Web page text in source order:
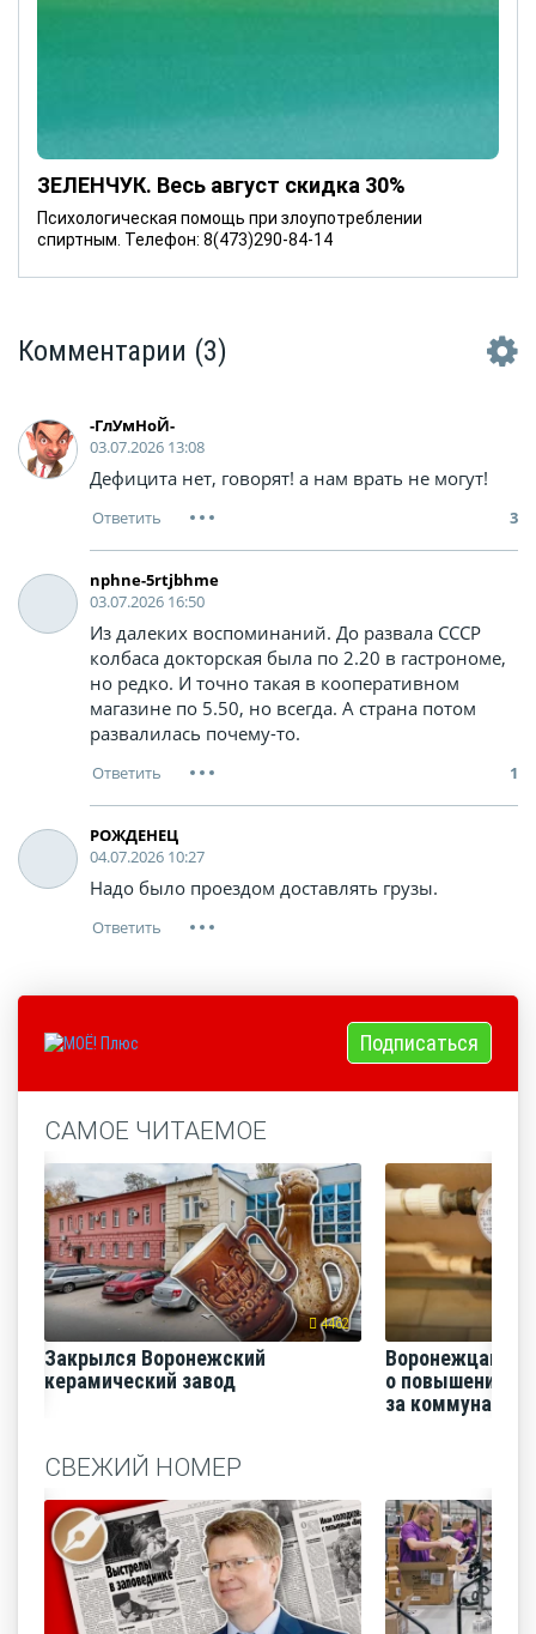
ЗЕЛЕНЧУК. Весь август скидка 30%
Психологическая помощь при злоупотреблении
спиртным. Телефон: 8(473)290-84-14
Комментарии (3)
-ГлУмНоЙ-
03.07.2026 13:08
Дефицита нет, говорят! а нам врать не могут!
3
nphne-5rtjbhme
03.07.2026 16:50
Из далеких воспоминаний. До развала СССР
колбаса докторская была по 2.20 в гастрономе,
но редко. И точно такая в кооперативном
магазине по 5.50, но всегда. А страна потом
развалилась почему-то.
1
РОЖДЕНЕЦ
04.07.2026 10:27
Надо было проездом доставлять грузы.
Подписаться
САМОЕ ЧИТАЕМОЕ
4462
Закрылся Воронежский
керамический завод
Воронежцам
о повышении
за
СВЕЖИЙ НОМЕР